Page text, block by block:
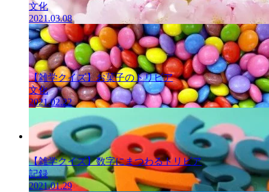
雑学クイズ
文化
2021.03.08
【雑学クイズ】お菓子のトリビア
文化
2021.02.22
【雑学クイズ】数字にまつわるトリビア
記録
2021.01.29